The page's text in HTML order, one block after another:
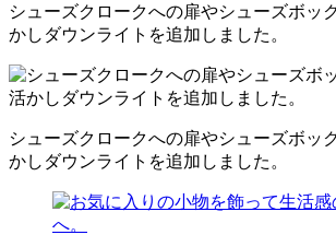
シューズクロークへの扉やシューズボッ
かしダウンライトを追加しました。
シューズクロークへの扉やシューズボッ
かしダウンライトを追加しました。